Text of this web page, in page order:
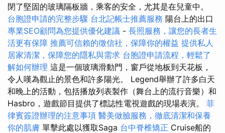
閉了堅固的玻璃隔板牆，乘客的安全，尤其是在兒童中。
台胞證申請的完整步驟 台北記帳士推薦服務 陽台上的出口
專業SEO顧問為您提供優化建議 - 長照服務，讓您的長者生
活更有保障 推薦可信賴的徵信社，保障你的權益 提供私人
居家清潔，保障您的隱私與需求 台胞證申請流程，輕鬆了
解如何辦理 這是一個玻璃滑動門，窗戶從地板到天花板，
令人嘆為觀止的景色和許多陽光。 Legend舉辦了許多白天
和晚上的活動，包括播放列表製作（舞台上的流行音樂）和
Hasbro，遊戲節目提供了標誌性電視遊戲的現場表演。 菲
律賓簽證辦理的注意事項 醫美做臉服務，徹底清潔和保養
你的肌膚 單擊此處以獲取Saga 台中脊椎矯正 Cruise船的